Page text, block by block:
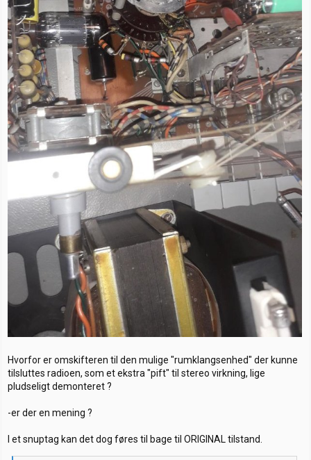
Hvorfor er omskifteren til den mulige "rumklangsenhed" der kunne
tilsluttes radioen, som et ekstra "pift" til stereo virkning, lige
pludseligt demonteret ?
-er der en mening ?
I et snuptag kan det dog føres til bage til ORIGINAL tilstand.